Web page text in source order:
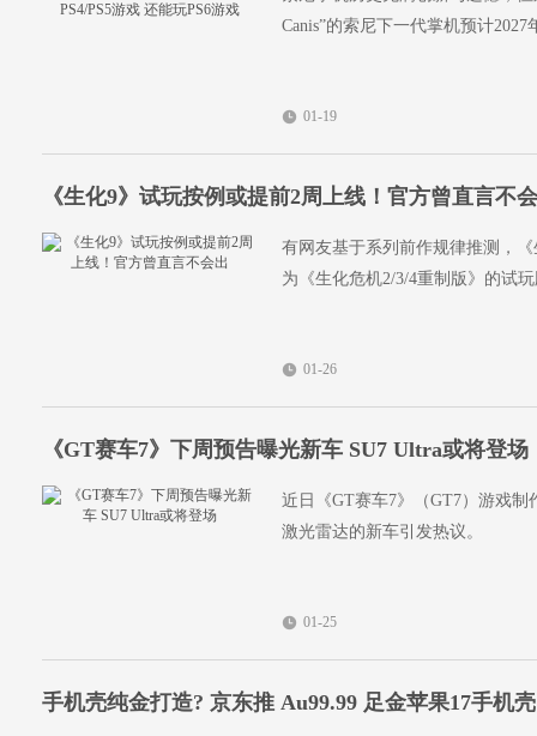
Canis”的索尼下一代掌机预计2027
01-19
《生化9》试玩按例或提前2周上线！官方曾直言不
有网友基于系列前作规律推测，
为《生化危机2/3/4重制版》的试
01-26
‌《GT赛车7》下周预告曝光新车 SU7 Ultra或将登场‌
近日《GT赛车7》（GT7）游戏
激光雷达的新车引发热议。
01-25
手机壳纯金打造? 京东推 Au99.99 足金苹果17手机壳